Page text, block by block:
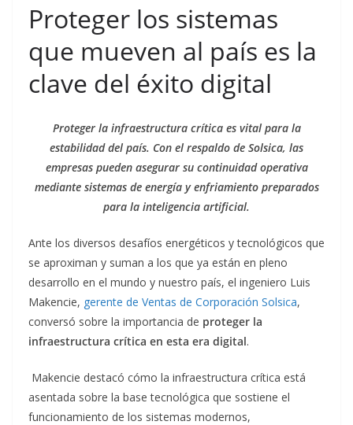
Proteger los sistemas
que mueven al país es la
clave del éxito digital
Proteger la infraestructura crítica es vital para la
estabilidad del país. Con el respaldo de Solsica, las
empresas pueden asegurar su continuidad operativa
mediante sistemas de energía y enfriamiento preparados
para la inteligencia artificial.
Ante los diversos desafíos energéticos y tecnológicos que
se aproximan y suman a los que ya están en pleno
desarrollo en el mundo y nuestro país, el ingeniero Luis
Makencie, gerente de Ventas de Corporación Solsica,
conversó sobre la importancia de proteger la
infraestructura crítica en esta era digital.
Makencie destacó cómo la infraestructura crítica está
asentada sobre la base tecnológica que sostiene el
funcionamiento de los sistemas modernos,